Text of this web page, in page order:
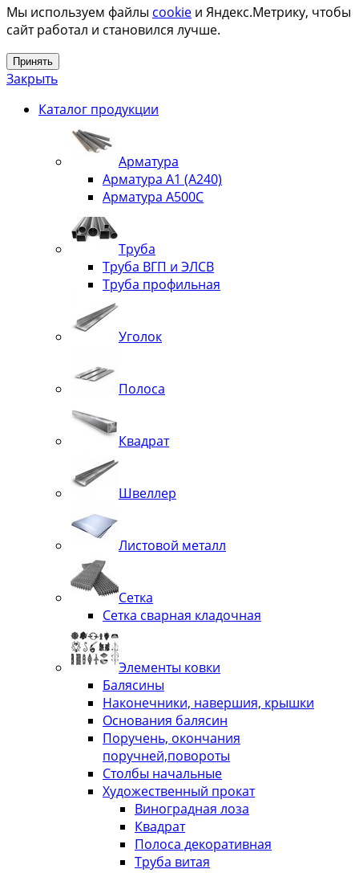
Мы используем файлы cookie и Яндекс.Метрику, чтобы
сайт работал и становился лучше.
Принять
Закрыть
Каталог продукции
Арматура
Арматура А1 (А240)
Арматура А500С
Труба
Труба ВГП и ЭЛСВ
Труба профильная
Уголок
Полоса
Квадрат
Швеллер
Листовой металл
Сетка
Сетка сварная кладочная
Элементы ковки
Балясины
Наконечники, навершия, крышки
Основания балясин
Поручень, окончания
поручней,повороты
Столбы начальные
Художественный прокат
Виноградная лоза
Квадрат
Полоса декоративная
Труба витая